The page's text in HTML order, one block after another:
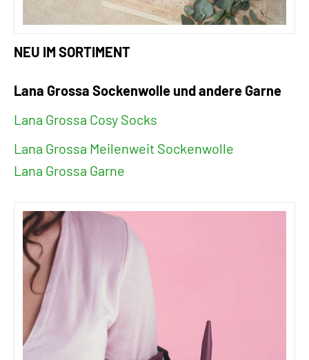
NEU IM SORTIMENT
Lana Grossa Sockenwolle und andere Garne
Lana Grossa Cosy Socks
Lana Grossa Meilenweit Sockenwolle
Lana Grossa Garne